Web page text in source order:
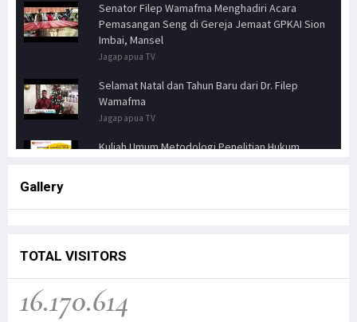
Senator Filep Wamafma Menghadiri Acara
Pemasangan Seng di Gereja Jemaat GPKAI Sion
Imbai, Mansel
Jagapapua TV
Selamat Natal dan Tahun Baru dari Dr. Filep
Wamafma
Jagapapua TV
Kuliah Umum Metodologi Penelitian Hukum
Jagapapua TV
Kunjungan Kerja Anggota DPD RI, Filep
Wamafma, ke Manokwari Selatan, Fokus pada
Sarana Pendidikan.
Gallery
TOTAL VISITORS
16.170.614